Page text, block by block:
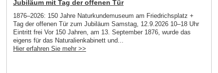
Jubiläum mit Tag der offenen Tür
1876–2026: 150 Jahre Naturkundemuseum am Friedrichsplatz +
Tag der offenen Tür zum Jubiläum Samstag, 12.9.2026 10–18 Uhr
Eintritt frei Vor 150 Jahren, am 13. September 1876, wurde das
eigens für das Naturalienkabinett und...
Hier erfahren Sie mehr >>